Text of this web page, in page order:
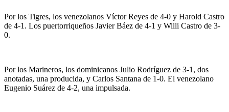
Por los Tigres, los venezolanos Víctor Reyes de 4-0 y Harold Castro
de 4-1. Los puertorriqueños Javier Báez de 4-1 y Willi Castro de 3-
0.
Por los Marineros, los dominicanos Julio Rodríguez de 3-1, dos
anotadas, una producida, y Carlos Santana de 1-0. El venezolano
Eugenio Suárez de 4-2, una impulsada.